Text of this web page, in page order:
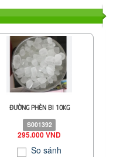
ĐƯỜNG PHÈN BI 10KG
S001392
295.000 VND
So sánh